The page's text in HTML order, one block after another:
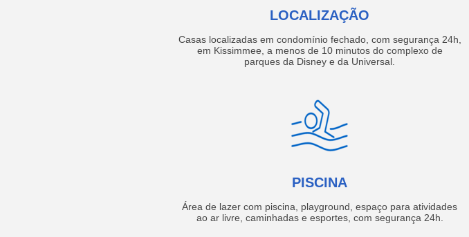
LOCALIZAÇÃO
Casas localizadas em condomínio fechado, com segurança 24h,
em Kissimmee, a menos de 10 minutos do complexo de
parques da Disney e da Universal.
PISCINA
Área de lazer com piscina, playground, espaço para atividades
ao ar livre, caminhadas e esportes, com segurança 24h.